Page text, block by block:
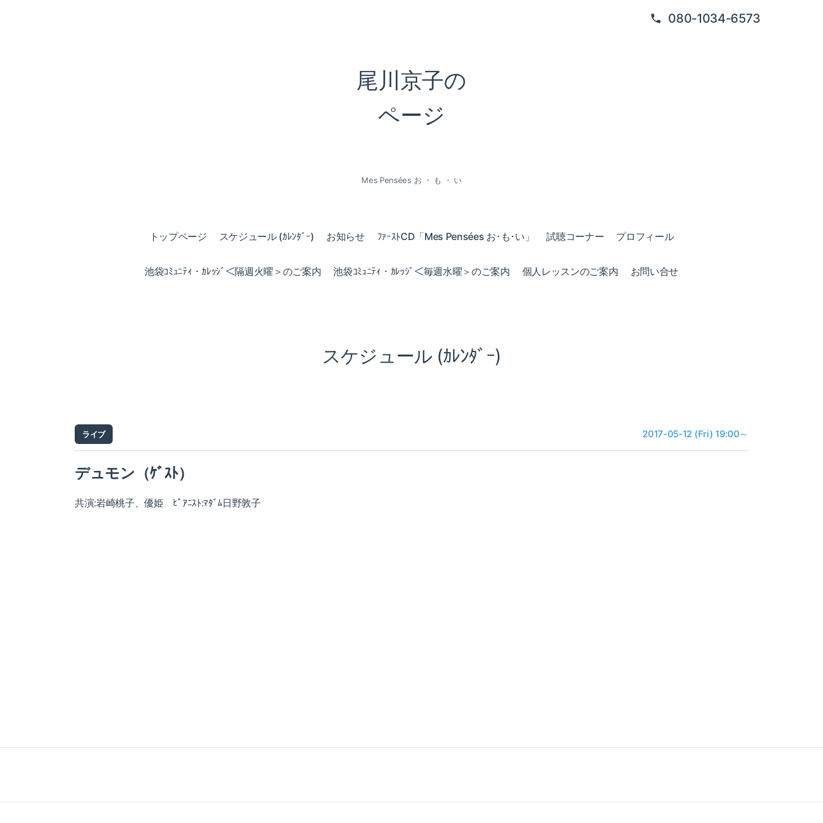
080-1034-6573
尾川京子の
ページ
Mes Pensées お ・ も ・ い
トップページ スケジュール (ｶﾚﾝﾀﾞｰ) お知らせ ﾌｧｰｽﾄCD「Mes Pensées お･も･い」 試聴コーナー プロフィール
池袋ｺﾐｭﾆﾃｨ・ｶﾚｯｼﾞ＜隔週火曜＞のご案内 池袋ｺﾐｭﾆﾃｨ・ｶﾚｯｼﾞ＜毎週水曜＞のご案内 個人レッスンのご案内 お問い合せ
スケジュール (ｶﾚﾝﾀﾞｰ)
ライブ 2017-05-12 (Fri) 19:00～
デュモン（ｹﾞｽﾄ）
共演:岩崎桃子、優姫 ﾋﾟｱﾆｽﾄ:ﾏﾀﾞﾑ日野敦子